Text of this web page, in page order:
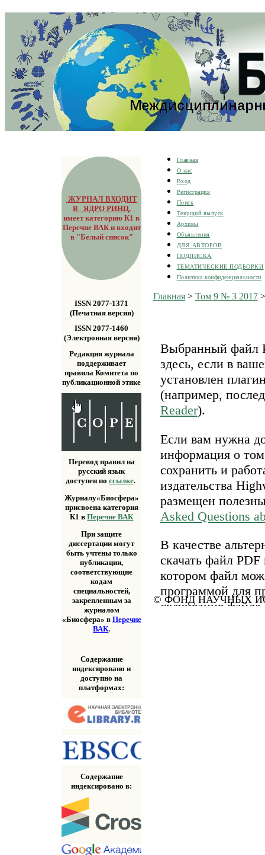
ЖУРНАЛ ВХОДИТ
В ЯДРО РИНЦ,
имеет категорию К1 в
Перечне ВАК и входит
в "Белый список"
ISSN 2077-1371
(Печатная версия)
ISSN 2077-1460
(Электронная версия)
Редакция журнала
поддерживает
правила Комитета по
публикационной этике
Перевод правил на
русский язык
доступен поссылке.
Журналу«Биосфера»
присвоена категория
К1 вПеречне ВАК
При защите
диссертации могут
быть учтены только
публикации,
соответствующие
кодам
специальностей,
закрепленным за
журналом
«Биосфера» в Перечне
ВАК.
Содержание
индексировано и
доступно на
платформах:
Содержание
индексировано в:
Главная
О нас
Вход
Регистрация
Поиск
Текущий выпуск
Архивы
Объявления
ДЛЯ АВТОРОВ
ПОДПИСКА
ТЕМАТИЧЕСКИЕ ПОДБОРКИ
Политика конфиденциальности
Главная> Том 9 № 3 2017
Выбранный файл
здесь, если в
установлен
(например,
Reader).
Если вам нужна
информация о
сохранить и
издательства
размещен
Asked Questions
В качестве
скачать файл
котором файл
программой для
скачивания
© ФОНД НАУЧНЫХ